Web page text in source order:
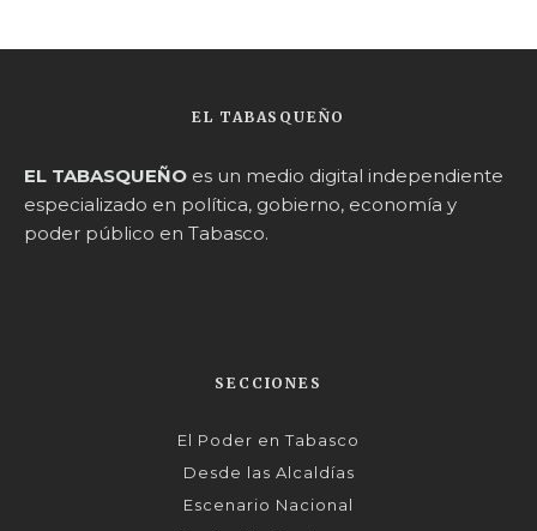
EL TABASQUEÑO
EL TABASQUEÑO es un medio digital independiente
especializado en política, gobierno, economía y
poder público en Tabasco.
SECCIONES
El Poder en Tabasco
Desde las Alcaldías
Escenario Nacional